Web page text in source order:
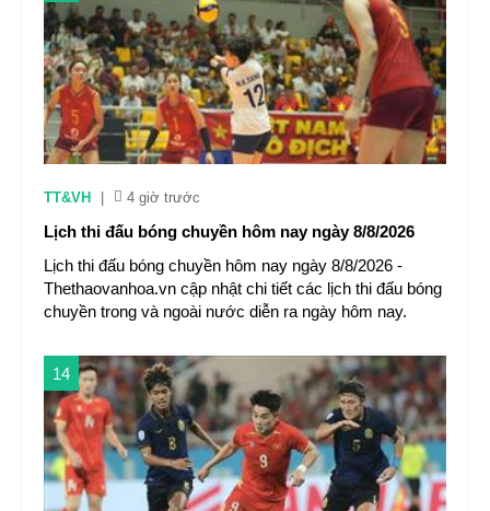
TT&VH 4 giờ trước
Lịch thi đấu bóng chuyền hôm nay ngày 8/8/2026
Lịch thi đấu bóng chuyền hôm nay ngày 8/8/2026 -
Thethaovanhoa.vn cập nhật chi tiết các lịch thi đấu bóng
chuyền trong và ngoài nước diễn ra ngày hôm nay.
14